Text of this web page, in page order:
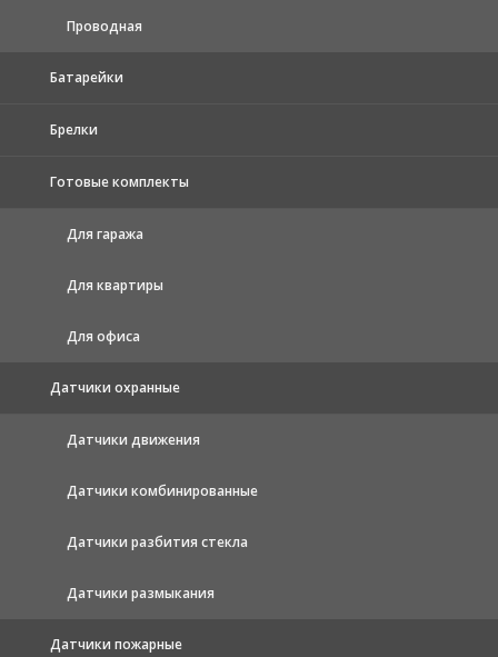
Проводная
Батарейки
Брелки
Готовые комплекты
Для гаража
Для квартиры
Для офиса
Датчики охранные
Датчики движения
Датчики комбинированные
Датчики разбития стекла
Датчики размыкания
Датчики пожарные